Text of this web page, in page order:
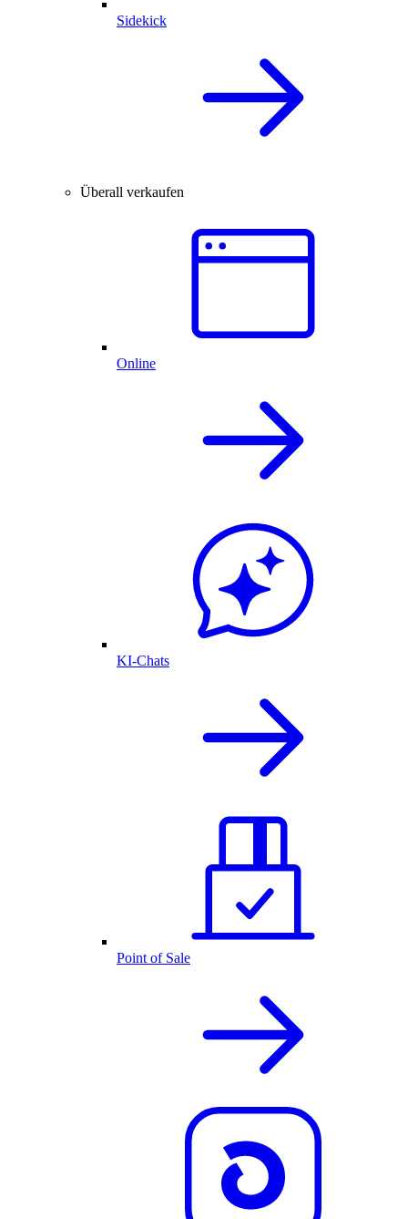
Sidekick
Überall verkaufen
Online
KI-Chats
Point of Sale